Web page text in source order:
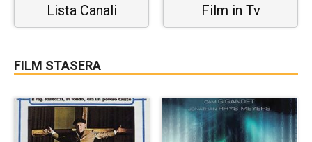
Lista Canali Film in Tv
FILM STASERA